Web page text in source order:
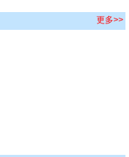
更多>>